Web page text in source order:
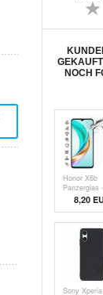
NOCH
Honor X6b
Panzerglas
Case
Durchsichtig
8,20
Sony